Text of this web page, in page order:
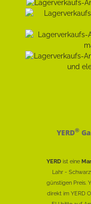
YERD®
YERD ist eine
Lahr -
günstigen Preis.
direkt im YERD